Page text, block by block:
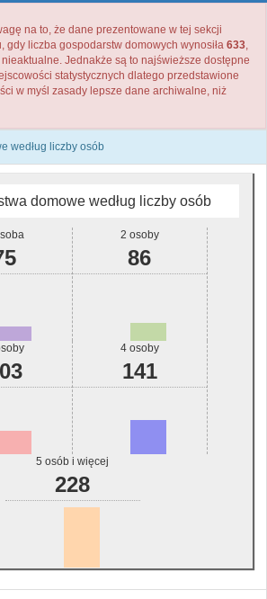
na to, że dane prezentowane w tej sekcji
gdy liczba gospodarstw domowych wynosiła 633,
Jednakże są to najświeższe dostępne
statystycznych dlatego przedstawione
w myśl zasady lepsze dane archiwalne, niż
według liczby osób
domowe według liczby osób
2 osoby
86
4 osoby
141
5 osób i więcej
228